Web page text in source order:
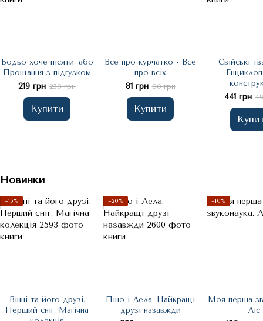
Бодьо хоче пісяти, або
Прощання з підгузком
219 грн 230 грн
Купити
Все про курчатко - Все
про всіх
81 грн 90 грн
Купити
Свійські
441 грн
Новинки
−15%
Вінні та його друзі.
Перший сніг. Магічна
−20%
Піно і Лела. Найкращі
друзі назавжди
−10%
Моя перша
Ліс